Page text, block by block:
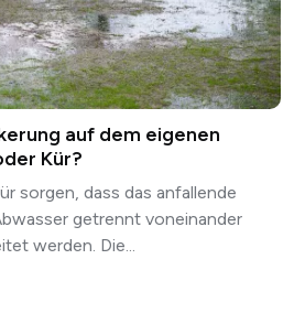
auf dem eigenen
Kür?
sorgen, dass das anfallende
getrennt voneinander
werden. Die...